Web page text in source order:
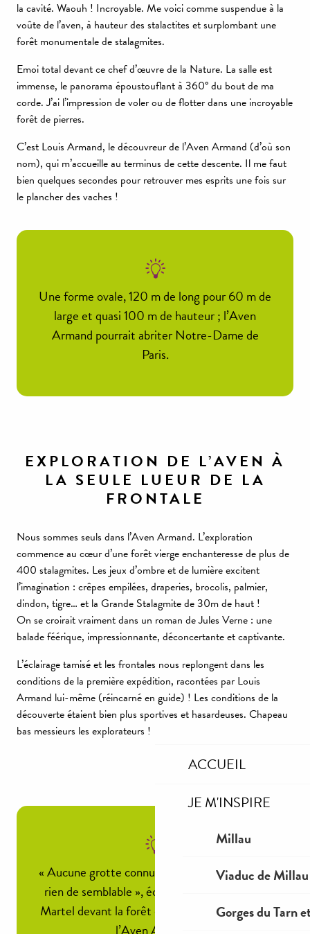
ACCUEIL
JE M'INSPIRE
Millau
Viaduc de Millau
Gorges du Tarn
la cavité. Waouh ! Incroyable. Me voici comme suspendue à la
voûte de l’aven, à hauteur des stalactites et surplombant une
forêt monumentale de stalagmites.
Emoi total devant ce chef d’œuvre de la Nature. La salle est
immense, le panorama époustouflant à 360° du bout de ma
corde. J’ai l’impression de voler ou de flotter dans une incroyable
forêt de pierres.
C’est Louis Armand, le découvreur de l’Aven Armand (d’où son
nom), qui m’accueille au terminus de cette descente. Il me faut
bien quelques secondes pour retrouver mes esprits une fois sur
le plancher des vaches !
Une forme ovale, 120 m de long pour 60 m de
large et quasi 100 m de hauteur ; l’Aven
Armand pourrait abriter Notre-Dame de
Paris.
EXPLORATION DE L’AVEN À
LA SEULE LUEUR DE LA
FRONTALE
Nous sommes seuls dans l’Aven Armand. L’exploration
commence au cœur d’une forêt vierge enchanteresse de plus de
400 stalagmites. Les jeux d’ombre et de lumière excitent
l’imagination : crêpes empilées, draperies, brocolis, palmier,
dindon, tigre… et la Grande Stalagmite de 30m de haut !
On se croirait vraiment dans un roman de Jules Verne : une
balade féérique, impressionnante, déconcertante et captivante.
L’éclairage tamisé et les frontales nous replongent dans les
conditions de la première expédition, racontées par Louis
Armand lui-même (réincarné en guide) ! Les conditions de la
découverte étaient bien plus sportives et hasardeuses. Chapeau
bas messieurs les explorateurs !
« Aucune grotte connue au monde ne possède
rien de semblable », écrivait Edouard-Alfred
Martel devant la forêt de 400 stalagmites de